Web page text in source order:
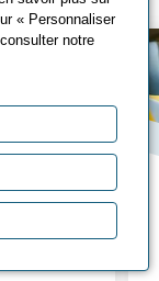
« Personnaliser
notre